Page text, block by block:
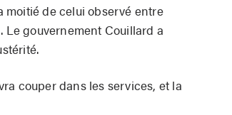
moitié de celui observé entre
Le gouvernement Couillard a
couper dans les services, et la